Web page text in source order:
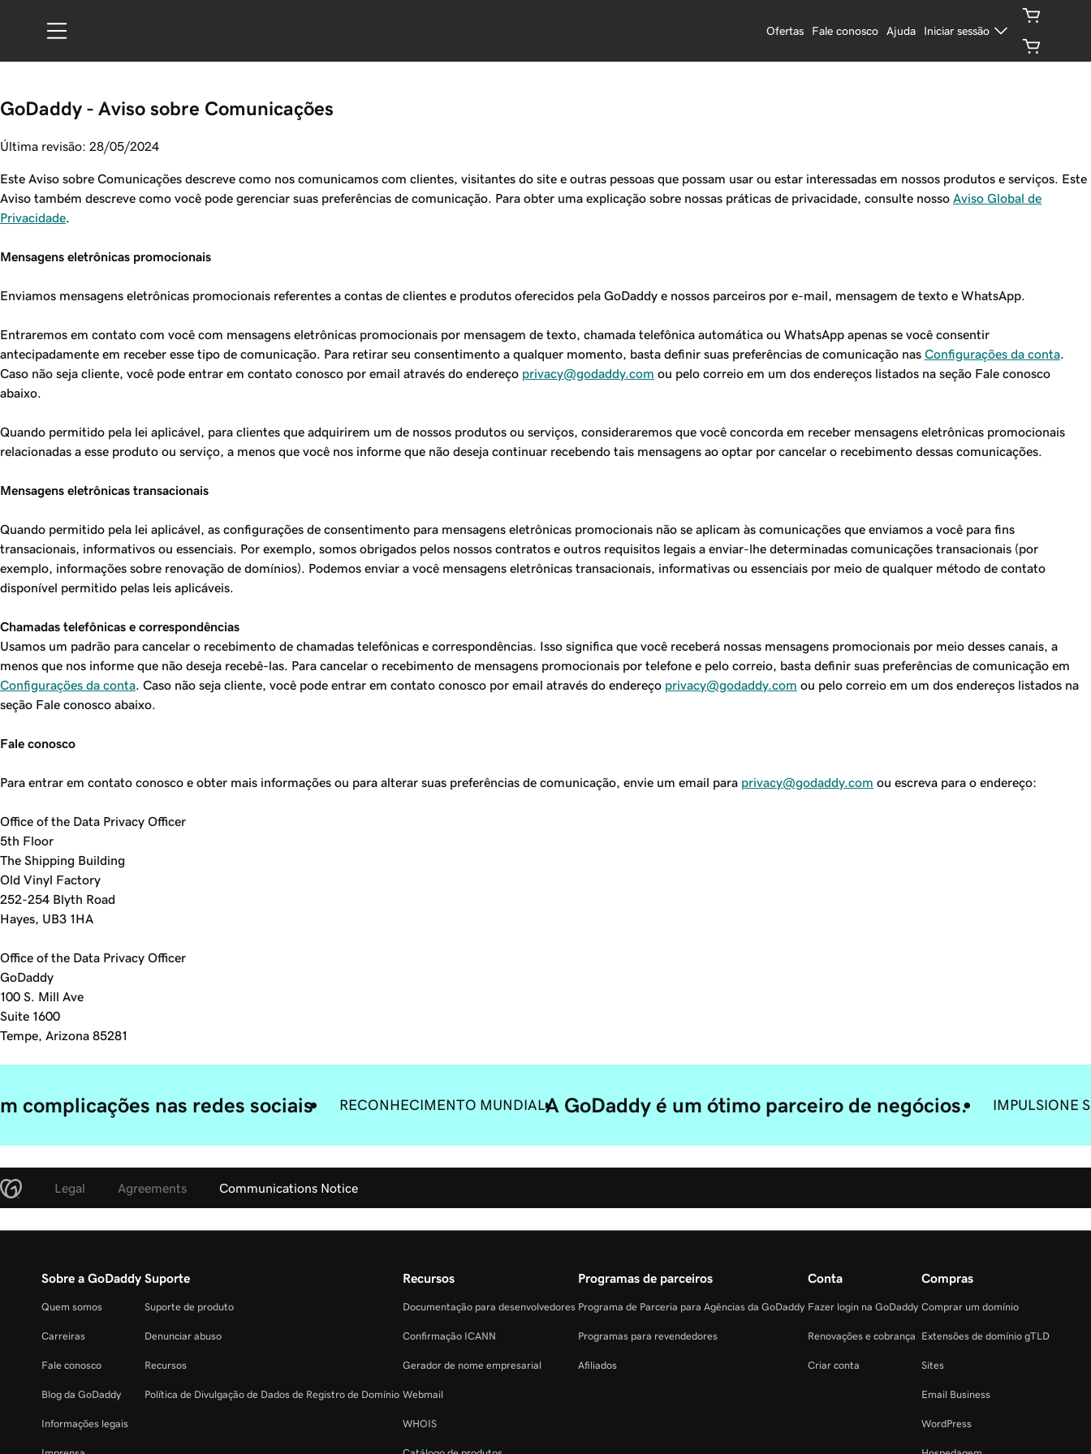
Ofertas Fale conosco Ajuda Iniciar sessão
GoDaddy - Aviso sobre Comunicações
Última revisão: 28/05/2024
Este Aviso sobre Comunicações descreve como nos comunicamos com clientes, visitantes do site e outras pessoas que possam usar ou estar interessadas em nossos produtos e serviços. Este
Aviso também descreve como você pode gerenciar suas preferências de comunicação. Para obter uma explicação sobre nossas práticas de privacidade, consulte nosso Aviso Global de
Privacidade
Mensagens eletrônicas promocionais
Enviamos mensagens eletrônicas promocionais referentes a contas de clientes e produtos oferecidos pela GoDaddy e nossos parceiros por e-mail, mensagem de texto e WhatsApp.
Entraremos em contato com você com mensagens eletrônicas promocionais por mensagem de texto, chamada telefônica automática ou WhatsApp apenas se você consentir
antecipadamente em receber esse tipo de comunicação. Para retirar seu consentimento a qualquer momento, basta definir suas preferências de comunicação nas Configurações da conta
Caso não seja cliente, você pode entrar em contato conosco por email através do endereço privacy@godaddy.com ou pelo correio em um dos endereços listados na seção Fale conosco
abaixo.
Quando permitido pela lei aplicável, para clientes que adquirirem um de nossos produtos ou serviços, consideraremos que você concorda em receber mensagens eletrônicas promocionais
relacionadas a esse produto ou serviço, a menos que você nos informe que não deseja continuar recebendo tais mensagens ao optar por cancelar o recebimento dessas comunicações.
Mensagens eletrônicas transacionais
Quando permitido pela lei aplicável, as configurações de consentimento para mensagens eletrônicas promocionais não se aplicam às comunicações que enviamos a você para fins
transacionais, informativos ou essenciais. Por exemplo, somos obrigados pelos nossos contratos e outros requisitos legais a enviar-lhe determinadas comunicações transacionais (por
exemplo, informações sobre renovação de domínios). Podemos enviar a você mensagens eletrônicas transacionais, informativas ou essenciais por meio de qualquer método de contato
disponível permitido pelas leis aplicáveis.
Chamadas telefônicas e correspondências
Usamos um padrão para cancelar o recebimento de chamadas telefônicas e correspondências. Isso significa que você receberá nossas mensagens promocionais por meio desses canais, a
menos que nos informe que não deseja recebê-las. Para cancelar o recebimento de mensagens promocionais por telefone e pelo correio, basta definir suas preferências de comunicação em
Configurações da conta . Caso não seja cliente, você pode entrar em contato conosco por email através do endereço privacy@godaddy.com ou pelo correio em um dos endereços listados na
seção Fale conosco abaixo.
Fale conosco
Para entrar em contato conosco e obter mais informações ou para alterar suas preferências de comunicação, envie um email para privacy@godaddy.com ou escreva para o endereço:
Office of the Data Privacy Officer
5th Floor
The Shipping Building
Old Vinyl Factory
252-254 Blyth Road
Hayes, UB3 1HA
Office of the Data Privacy Officer
GoDaddy
100 S. Mill Ave
Suite 1600
Tempe, Arizona 85281
complicações nas redes sociais RECONHECIMENTO MUNDIALA GoDaddy é um ótimo parceiro de negócios. IMPULSIONE
Legal Agreements Communications Notice
Sobre a GoDaddy
Quem somos
Carreiras
Fale conosco
Blog da GoDaddy
Informações legais
Suporte
Suporte de produto
Denunciar abuso
Recursos
Política de Divulgação de Dados de Registro de Domínio
Recursos
Documentação para desenvolvedores
Confirmação ICANN
Gerador de nome empresarial
Webmail
WHOIS
Programas de parceiros
Programa de Parceria para Agências da GoDaddy
Programas para revendedores
Afiliados
Conta
Fazer login na GoDaddy
Renovações e cobrança
Criar conta
Compras
Comprar um domínio
Extensões de domínio gTLD
Sites
Email Business
WordPress